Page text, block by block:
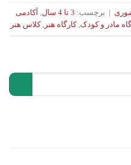
برچسب: 3 تا 4 سال , آکادمی
مادر و کودک, کارگاه هنر , کلاس هنر